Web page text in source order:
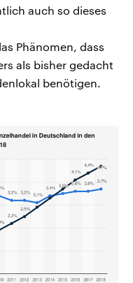
auch so dieses
Phänomen, dass
als bisher gedacht
benötigen.